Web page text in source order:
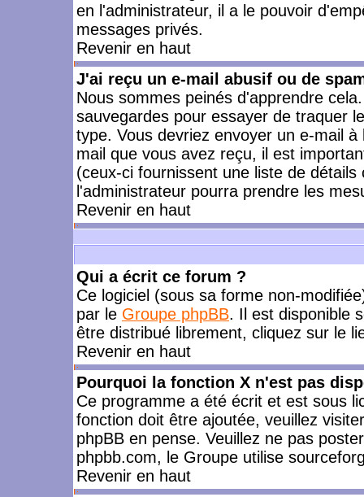
en l'administrateur, il a le pouvoir
messages privés.
Revenir en haut
J'ai reçu un e-mail abusif ou de
Nous sommes peinés d'apprendre
sauvegardes pour essayer de traquer
type. Vous devriez envoyer un e-mail
mail que vous avez reçu, il est
(ceux-ci fournissent une liste de
l'administrateur pourra prendre les
Revenir en haut
Qui a écrit ce forum ?
Ce logiciel (sous sa forme non-
par le Groupe phpBB. Il est disponible
être distribué librement, cliquez sur le
Revenir en haut
Pourquoi la fonction X n'est pas
Ce programme a été écrit et est sous
fonction doit être ajoutée, veuillez
phpBB en pense. Veuillez ne pas
phpbb.com, le Groupe utilise
Revenir en haut